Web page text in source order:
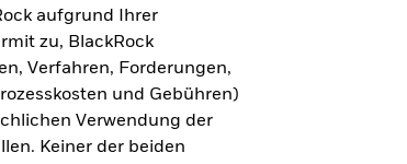
aufgrund Ihrer
zu, BlackRock
Verfahren, Forderungen,
und Gebühren)
Verwendung der
Keiner der beiden